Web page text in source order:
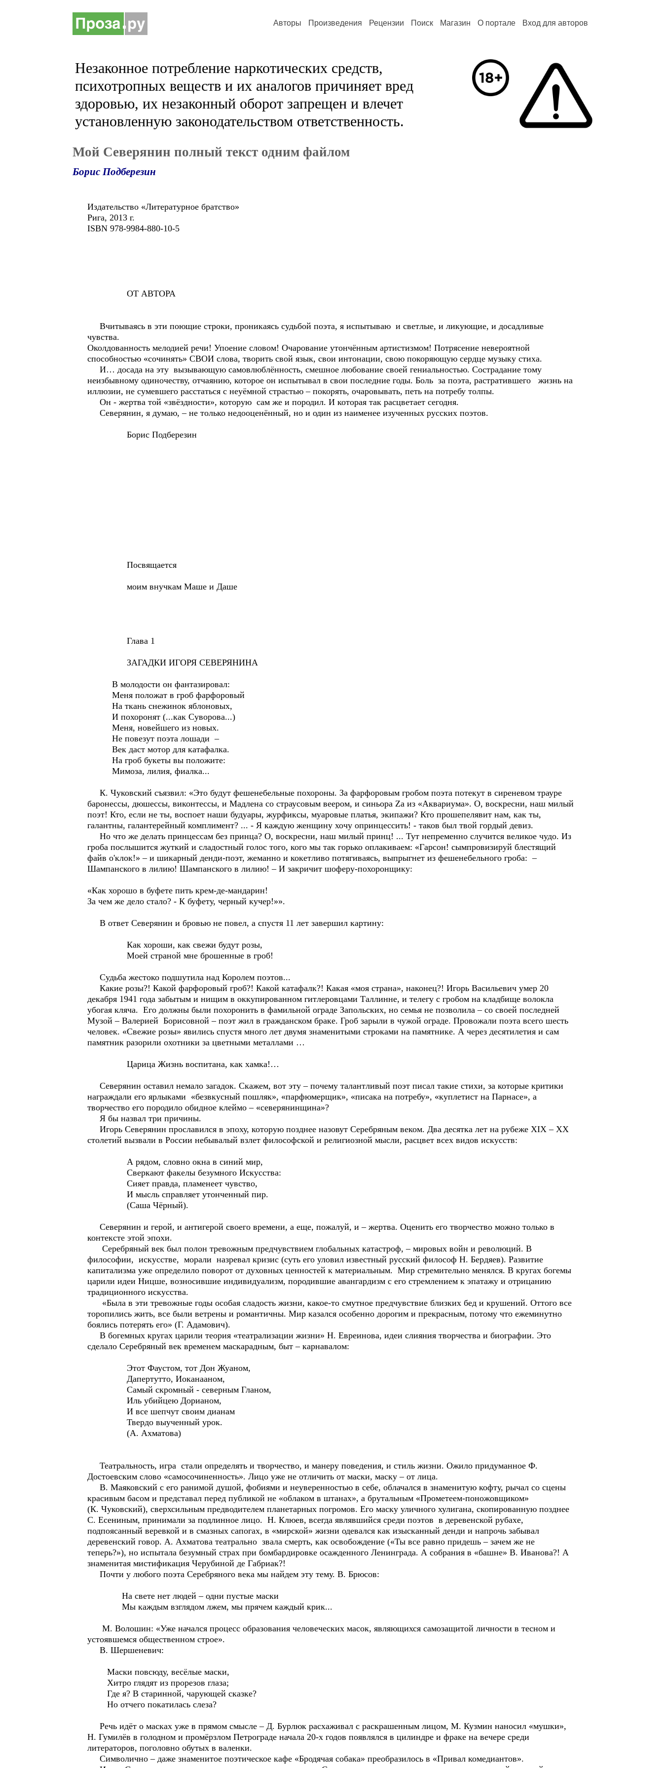
Авторы Произведения Рецензии Поиск Магазин О портале Вход для авторов
Незаконное потребление наркотических средств,
психотропных веществ и их аналогов причиняет вред
здоровью, их незаконный оборот запрещен и влечет
установленную законодательством ответственность.
Мой Северянин полный текст одним файлом
Борис Подберезин
Издательство «Литературное братство»
Рига, 2013 г.
ISBN 978-9984-880-10-5
ОТ АВТОРА
Вчитываясь в эти поющие строки, проникаясь судьбой поэта, я испытываю и светлые, и ликующие, и досадливые
чувства.
Околдованность мелодией речи! Упоение словом! Очарование утончённым артистизмом! Потрясение невероятной
способностью «сочинять» СВОИ слова, творить свой язык, свои интонации, свою покоряющую сердце музыку стиха.
И… досада на эту вызывающую самовлюблённость, смешное любование своей гениальностью. Сострадание тому
неизбывному одиночеству, отчаянию, которое он испытывал в свои последние годы. Боль за поэта, растратившего жизнь на
иллюзии, не сумевшего расстаться с неуёмной страстью – покорять, очаровывать, петь на потребу толпы.
Он - жертва той «звёздности», которую сам же и породил. И которая так расцветает сегодня.
Северянин, я думаю, – не только недооценённый, но и один из наименее изученных русских поэтов.
Борис Подберезин
Посвящается
моим внучкам Маше и Даше
Глава 1
ЗАГАДКИ ИГОРЯ СЕВЕРЯНИНА
В молодости он фантазировал:
Меня положат в гроб фарфоровый
На ткань снежинок яблоновых,
И похоронят (...как Суворова...)
Меня, новейшего из новых.
Не повезут поэта лошади –
Век даст мотор для катафалка.
На гроб букеты вы положите:
Мимоза, лилия, фиалка...
К. Чуковский съязвил: «Это будут фешенебельные похороны. За фарфоровым гробом поэта потекут в сиреневом трауре
баронессы, дюшессы, виконтессы, и Мадлена со страусовым веером, и синьора Za из «Аквариума». О, воскресни, наш милый
поэт! Кто, если не ты, воспоет наши будуары, журфиксы, муаровые платья, экипажи? Кто прошепелявит нам, как ты,
галантны, галантерейный комплимент? ... - Я каждую женщину хочу опринцессить! - таков был твой гордый девиз.
Но что же делать принцессам без принца? О, воскресни, наш милый принц! ... Тут непременно случится великое чудо. Из
гроба послышится жуткий и сладостный голос того, кого мы так горько оплакиваем: «Гарсон! сымпровизируй блестящий
файв о'клок!» – и шикарный денди-поэт, жеманно и кокетливо потягиваясь, выпрыгнет из фешенебельного гроба: –
Шампанского в лилию! Шампанского в лилию! – И закричит шоферу-похоронщику:
«Как хорошо в буфете пить крем-де-мандарин!
За чем же дело стало? - К буфету, черный кучер!»».
В ответ Северянин и бровью не повел, а спустя 11 лет завершил картину:
Как хороши, как свежи будут розы,
Моей страной мне брошенные в гроб!
Судьба жестоко подшутила над Королем поэтов...
Какие розы?! Какой фарфоровый гроб?! Какой катафалк?! Какая «моя страна», наконец?! Игорь Васильевич умер 20
декабря 1941 года забытым и нищим в оккупированном гитлеровцами Таллинне, и телегу с гробом на кладбище волокла
убогая кляча. Его должны были похоронить в фамильной ограде Запольских, но семья не позволила – со своей последней
Музой – Валерией Борисовной – поэт жил в гражданском браке. Гроб зарыли в чужой ограде. Провожали поэта всего шесть
человек. «Свежие розы» явились спустя много лет двумя знаменитыми строками на памятнике. А через десятилетия и сам
памятник разорили охотники за цветными металлами …
Царица Жизнь воспитана, как хамка!…
Северянин оставил немало загадок. Скажем, вот эту – почему талантливый поэт писал такие стихи, за которые критики
награждали его ярлыками «безвкусный пошляк», «парфюмерщик», «писака на потребу», «куплетист на Парнасе», а
творчество его породило обидное клеймо – «северянинщина»?
Я бы назвал три причины.
Игорь Северянин прославился в эпоху, которую позднее назовут Серебряным веком. Два десятка лет на рубеже ХIХ – ХХ
столетий вызвали в России небывалый взлет философской и религиозной мысли, расцвет всех видов искусств:
А рядом, словно окна в синий мир,
Сверкают факелы безумного Искусства:
Сияет правда, пламенеет чувство,
И мысль справляет утонченный пир.
(Саша Чёрный).
Северянин и герой, и антигерой своего времени, а еще, пожалуй, и – жертва. Оценить его творчество можно только в
контексте этой эпохи.
Серебряный век был полон тревожным предчувствием глобальных катастроф, – мировых войн и революций. В
философии, искусстве, морали назревал кризис (суть его уловил известный русский философ Н. Бердяев). Развитие
капитализма уже определило поворот от духовных ценностей к материальным. Мир стремительно менялся. В кругах богемы
царили идеи Ницше, возносившие индивидуализм, породившие авангардизм с его стремлением к эпатажу и отрицанию
традиционного искусства.
«Была в эти тревожные годы особая сладость жизни, какое-то смутное предчувствие близких бед и крушений. Оттого все
торопились жить, все были ветрены и романтичны. Мир казался особенно дорогим и прекрасным, потому что ежеминутно
боялись потерять его» (Г. Адамович).
В богемных кругах царили теория «театрализации жизни» Н. Евреинова, идеи слияния творчества и биографии. Это
сделало Серебряный век временем маскарадным, быт – карнавалом:
Этот Фаустом, тот Дон Жуаном,
Дапертутто, Иоканааном,
Самый скромный - северным Гланом,
Иль убийцею Дорианом,
И все шепчут своим дианам
Твердо выученный урок.
(А. Ахматова)
Театральность, игра стали определять и творчество, и манеру поведения, и стиль жизни. Ожило придуманное Ф.
Достоевским слово «самосочиненность». Лицо уже не отличить от маски, маску – от лица.
В. Маяковский с его ранимой душой, фобиями и неуверенностью в себе, облачался в знаменитую кофту, рычал со сцены
красивым басом и представал перед публикой не «облаком в штанах», а брутальным «Прометеем-поножовщиком»
(К. Чуковский), сверхсильным предводителем планетарных погромов. Его маску уличного хулигана, скопированную позднее
С. Есениным, принимали за подлинное лицо. Н. Клюев, всегда являвшийся среди поэтов в деревенской рубахе,
подпоясанный веревкой и в смазных сапогах, в «мирской» жизни одевался как изысканный денди и напрочь забывал
деревенский говор. А. Ахматова театрально звала смерть, как освобождение («Ты все равно придешь – зачем же не
теперь?»), но испытала безумный страх при бомбардировке осажденного Ленинграда. А собрания в «башне» В. Иванова?! А
знаменитая мистификация Черубиной де Габриак?!
Почти у любого поэта Серебряного века мы найдем эту тему. В. Брюсов:
На свете нет людей – одни пустые маски
Мы каждым взглядом лжем, мы прячем каждый крик...
М. Волошин: «Уже начался процесс образования человеческих масок, являющихся самозащитой личности в тесном и
устоявшемся общественном строе».
В. Шершеневич:
Маски повсюду, весёлые маски,
Хитро глядят из прорезов глаза;
Где я? В старинной, чарующей сказке?
Но отчего покатилась слеза?
Речь идёт о масках уже в прямом смысле – Д. Бурлюк расхаживал с раскрашенным лицом, М. Кузмин наносил «мушки»,
Н. Гумилёв в голодном и промёрзлом Петрограде начала 20-х годов появлялся в цилиндре и фраке на вечере среди
литераторов, поголовно обутых в валенки.
Символично – даже знаменитое поэтическое кафе «Бродячая собака» преобразилось в «Привал комедиантов».